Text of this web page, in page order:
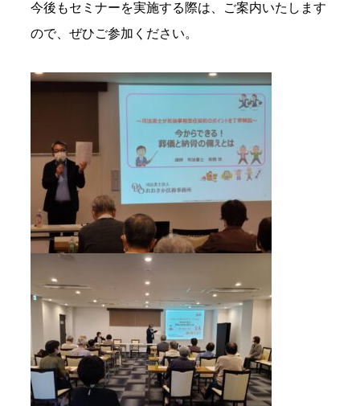
今後もセミナーを実施する際は、ご案内いたします
ので、ぜひご参加ください。